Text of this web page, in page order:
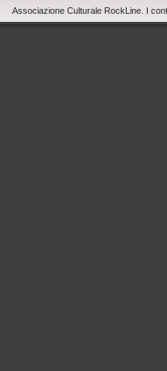
Associazione Culturale RockLine. I